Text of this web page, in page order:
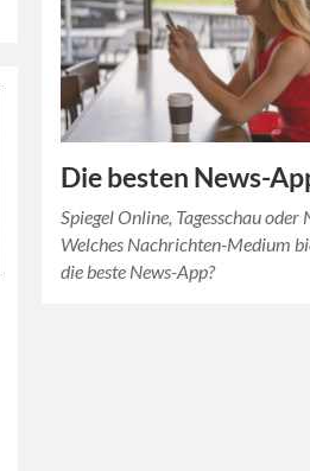
Die besten News-
Spiegel Online, Tagesschau oder
Welches Nachrichten-Medium
die beste News-App?